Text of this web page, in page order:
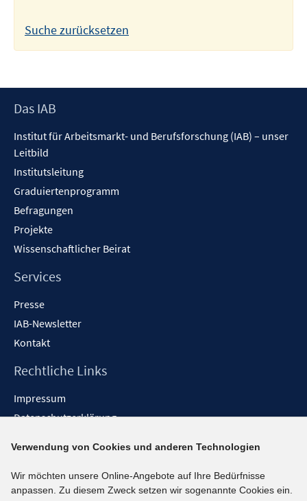
Suche zurücksetzen
Footer
Das IAB
Institut für Arbeitsmarkt- und Berufsforschung (IAB) – unser
Leitbild
Institutsleitung
Graduiertenprogramm
Befragungen
Projekte
Wissenschaftlicher Beirat
Services
Presse
IAB-Newsletter
Kontakt
Rechtliche Links
Impressum
Datenschutzerklärung
Barrieren melden
Social-Media-Kanäle
Verwendung von Cookies und anderen Technologien
Wir möchten unsere Online-Angebote auf Ihre Bedürfnisse
anpassen. Zu diesem Zweck setzen wir sogenannte Cookies ein.